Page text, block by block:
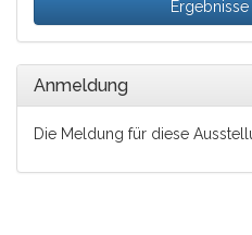
Anmeldung
Die Meldung für diese